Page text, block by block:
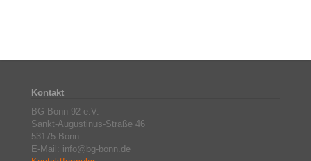
Kontakt
BG Bonn 92 e.V.
Sankt-Augustinus-Straße 46
53175 Bonn
E-Mail: info@bg-bonn.de